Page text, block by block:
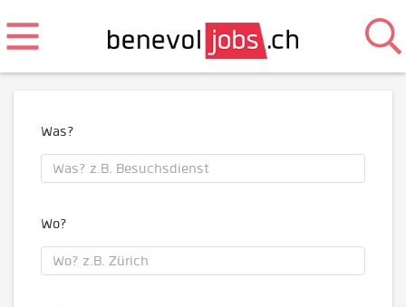
Was?
Wo?